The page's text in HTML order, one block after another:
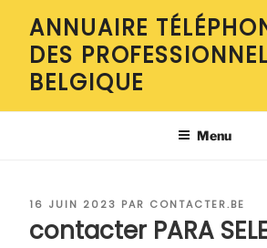
contenu
principal
ANNUAIRE
DES
BELGIQUE
Menu
PUBLIÉ
16 JUIN 2023 PAR CONTACTER.BE
contacter PARA